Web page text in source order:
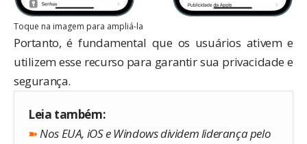
Toque na imagem para ampliá-la
Portanto, é fundamental que os usuários ativem e
utilizem esse recurso para garantir sua privacidade e
segurança.
Leia também:
➽Nos EUA, iOS e Windows dividem liderança pelo